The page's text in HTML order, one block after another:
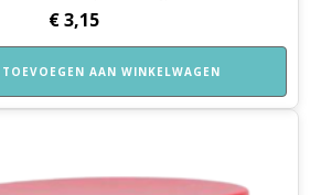
€3,15
TOEVOEGEN AAN WINKELWAGEN